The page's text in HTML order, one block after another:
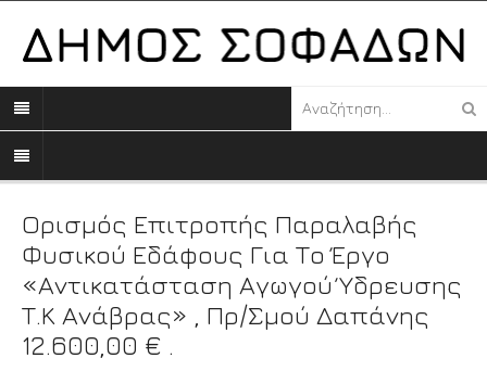
Ορισμός Επιτροπής Παραλαβής
Φυσικού Εδάφους Για Το Έργο
«Αντικατάσταση Αγωγού Ύδρευσης
Τ.Κ Ανάβρας» , Πρ/σμού Δαπάνης
12.600,00 € .